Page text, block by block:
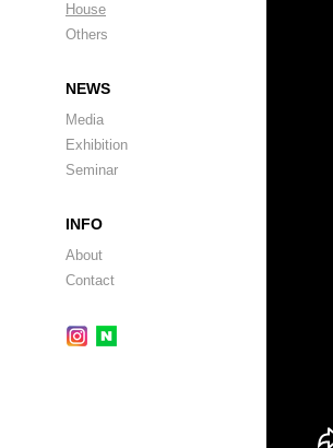
House
Others
NEWS
Media
Exhibition
Seminar
INFO
About
Contact